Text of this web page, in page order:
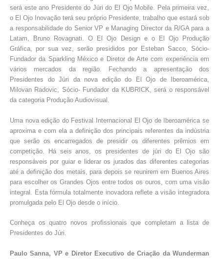
será este ano Presidente do Júri do El Ojo Mobile. Pela primeira vez,
o El Ojo Inovação terá seu próprio Presidente, trabalho que estará sob
a responsabilidade do Senior VP e Managing Director da R/GA para a
Latam, Bruno Rovagnati. O El Ojo Design e o El Ojo Produção
Gráfica, por sua vez, serão presididos por Esteban Sacco, Sócio-
Fundador da Sparkling México e Diretor de Arte com experiência em
vários mercados da região. Fechando a apresentação dos
Presidentes do Júri da nova edição do El Ojo de Iberoamérica,
Milovan Radovic, Sócio- Fundador da KUBRICK, será o responsável
da categoria Produção Audiovisual.
Uma nova edição do Festival Internacional El Ojo de Iberoamérica se
aproxima e com ela a definição dos principais referentes da indústria
que serão os encarregados de presidir os diferentes prêmios em
competição. Há seis anos, os presidentes de júri do El Ojo são
responsáveis por guiar e liderar os jurados das diferentes categorias
até a definição dos metais, para depois se reunirem em Buenos Aires
para escolher os Grandes Ojos entre todos os ouros, com uma visão
integral. Esta fórmula totalmente inovadora reflete a visão integradora
promulgada pelo El Ojo desde o início.
Conheça os quatro novos profissionais que completam a lista de
Presidentes do Júri.
Paulo Sanna, VP e Diretor Executivo de Criação da Wunderman